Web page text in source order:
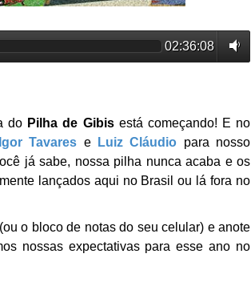
02:36:08
do Pilha de Gibisestá começando! E no
Igor Tavares e Luiz Cláudio para nosso
já sabe, nossa pilha nunca acaba e os
lançados aqui no Brasil ou lá fora no
o bloco de notas do seu celular) e anote
nossas expectativas para esse ano no